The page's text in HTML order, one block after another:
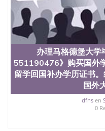
信息，给出操作方案；
材料； 3、留服注册申
交时间，公司人员陪同
料； 5、等待结果，完
6、客户确认收到结果
学院的毕业证成绩单所
结构（包括：水印，阴
银，LOGO烫金烫银复
镭射，紫外荧光，温感
对照。质量得到了广大
海外学校留学中介， 同
各大院校的（毕业证，
业证，录取通知书，在
办理马格德堡大
551190476》购买国外
留学回国补办学历证书
国外
dfnsen
0